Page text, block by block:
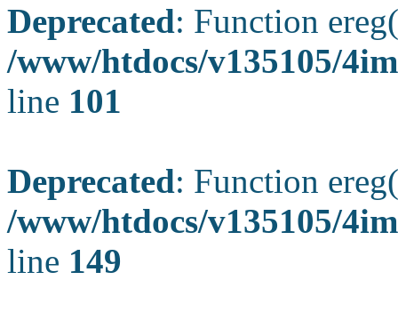
Deprecated: Function
/www/htdocs/v135105/
line 101
Deprecated: Function
/www/htdocs/v135105/
line 149